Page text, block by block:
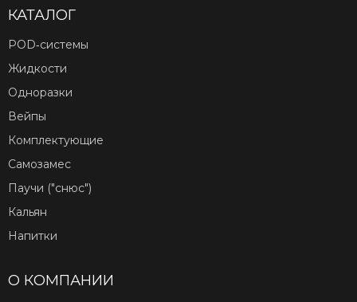
КАТАЛОГ
POD‑системы
Жидкости
Одноразки
Вейпы
Комплектующие
Самозамес
Паучи ("снюс")
Кальян
Напитки
О КОМПАНИИ